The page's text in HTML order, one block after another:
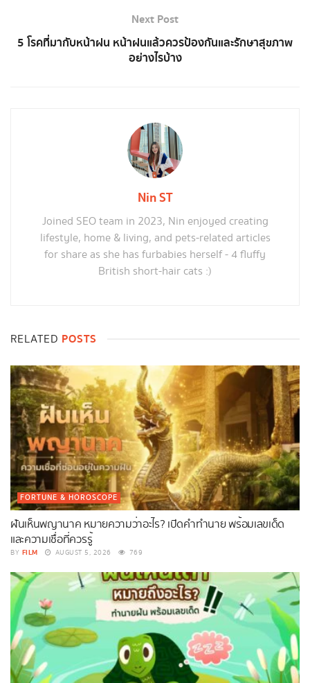
Next Post
5 โรคที่มากับหน้าฝน หน้าฝนแล้วควรป้องกันและรักษาสุขภาพ
อย่างไรบ้าง
Nin ST
Joined SEO team in 2023, Nin enjoyed creating
lifestyle, home & living, and pets-related articles
for share as she has furbabies herself - 4 fluffy
British short-hair cats :)
RELATED POSTS
FORTUNE & HOROSCOPE
ฝันเห็นพญานาค หมายความว่าอะไร? เปิดคำทำนาย พร้อมเลขเด็ด
และความเชื่อที่ควรรู้
BY FILM AUGUST 5, 2026 769